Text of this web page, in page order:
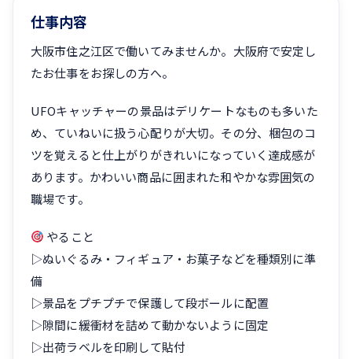
仕事内容
大阪市住之江区で働いてみませんか。大阪府で安定し
たお仕事をお探しの方へ。
UFOキャッチャーの景品はデリケートなものも多いた
め、ていねいに扱う心配りが大切。その分、梱包のコ
ツを覚えると仕上がりがきれいになっていく達成感が
あります。かわいい商品に囲まれた和やかな雰囲気の
職場です。
やること
▷ぬいぐるみ・フィギュア・お菓子などを種類別に準
備
▷景品をプチプチで保護して段ボールに配置
▷隙間に緩衝材を詰めて動かないように固定
▷出荷ラベルを印刷して貼付